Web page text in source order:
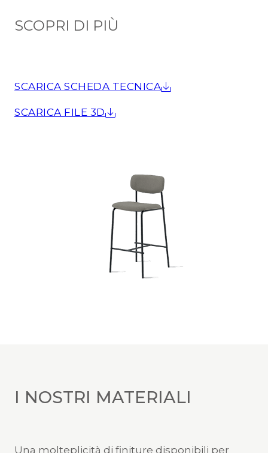
SCOPRI DI PIÙ
SCARICA SCHEDA TECNICA
SCARICA FILE 3D
I NOSTRI MATERIALI
Una molteplicità di finiture disponibili per